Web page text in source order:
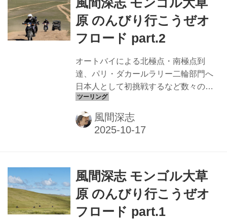
む光は柔らかく、草原を吹き抜ける風
も、どこか穏やかに感じられるレスト
デイだ。「今日は走らなくてい
リフレッシュする気分になる。ただ自
然の中で過ごし、モンゴルを身体中に
感じる一日なのである。 4 朝食後、日
本から...
原 のんびり行こうぜオ
フロード part.2
オートバイによる北極点・南極点到
達、パリ・ダカールラリー二輪部門へ
日本人として初挑戦するなど数々の偉
業を達成してきた風間深志氏が、モン
ゴルへツーリングの旅に出る。現地の
自然や景色に感動した初日を終えて迎
漂う草原のキャンプ地での真夜中のト
イレ。上空を見上げれば、満天の星が
これでもかと瞬いている。光の一つひ
とつが輪郭までくっきり見える夜空な
風間深志
風間深志 モンゴル大草
原 のんびり行こうぜオ
フロード part.1